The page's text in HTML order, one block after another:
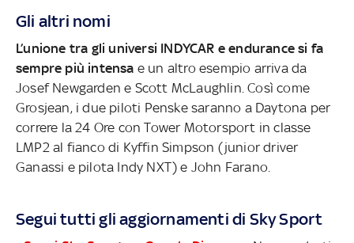
Gli altri nomi
L’unione tra gli universi INDYCAR e endurance si fa
sempre più intensa e un altro esempio arriva da
Josef Newgarden e Scott McLaughlin. Così come
Grosjean, i due piloti Penske saranno a Daytona per
correre la 24 Ore con Tower Motorsport in classe
LMP2 al fianco di Kyffin Simpson (junior driver
Ganassi e pilota Indy NXT) e John Farano.
Segui tutti gli aggiornamenti di Sky Sport